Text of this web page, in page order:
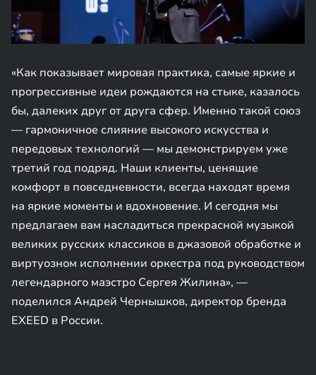
«Как показывает мировая практика, самые яркие и
прогрессивные идеи рождаются на стыке, казалось
бы, далеких друг от друга сфер. Именно такой союз
— гармоничное слияние высокого искусства и
передовых технологий — мы демонстрируем уже
третий год подряд. Наши клиенты, ценящие
комфорт в повседневности, всегда находят время
на яркие моменты и вдохновение. И сегодня мы
предлагаем вам насладиться прекрасной музыкой
великих русских классиков в джазовой обработке и
виртуозном исполнении оркестра под руководством
легендарного маэстро Сергея Жилина», —
поделился Андрей Чернышков, директор бренда
EXEED в России.